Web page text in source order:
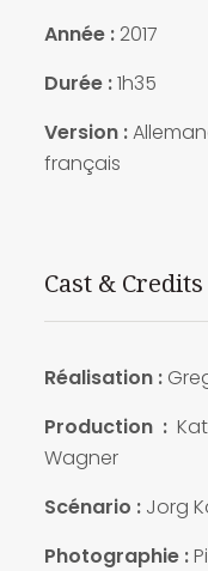
Année :2017
Durée :1h35
Version :
français
Cast & Credits
Réalisation :
Production :
Wagner
Scénario :Jorg
Photographie :